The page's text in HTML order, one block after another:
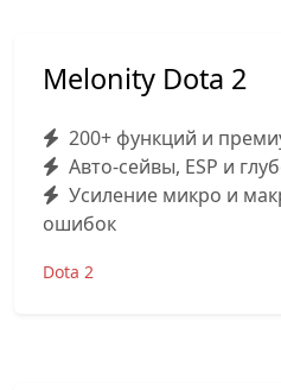
Melonity Dota 2
200+ функций и
Авто-сейвы, ESP и
Усиление микро и
ошибок
Dota 2